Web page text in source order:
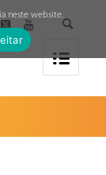
neste website.